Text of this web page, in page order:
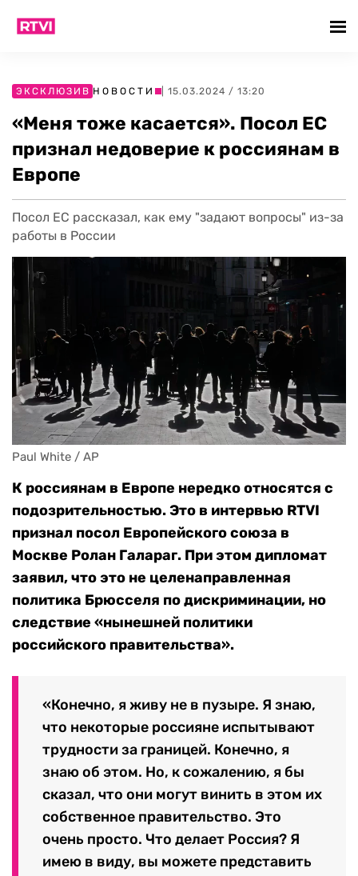
ЭКСКЛЮЗИВ НОВОСТИ | 15.03.2024 / 13:20
«Меня тоже касается». Посол ЕС
признал недоверие к россиянам в
Европе
Посол ЕС рассказал, как ему "задают вопросы" из-за
работы в России
Paul White / AP
К россиянам в Европе нередко относятся с
подозрительностью. Это в интервью RTVI
признал посол Европейского союза в
Москве Ролан Галараг. При этом дипломат
заявил, что это не целенаправленная
политика Брюсселя по дискриминации, но
следствие «нынешней политики
российского правительства».
«Конечно, я живу не в пузыре. Я знаю,
что некоторые россияне испытывают
трудности за границей. Конечно, я
знаю об этом. Но, к сожалению, я бы
сказал, что они могут винить в этом их
собственное правительство. Это
очень просто. Что делает Россия? Я
имею в виду, вы можете представить